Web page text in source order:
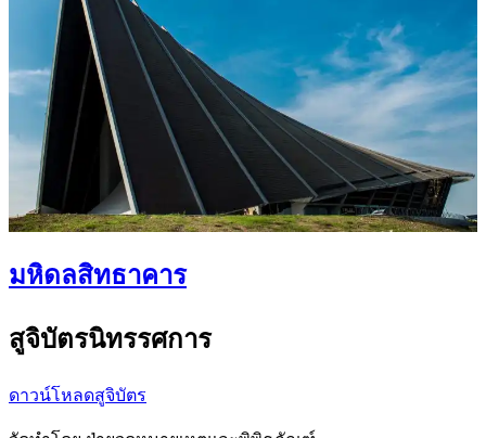
มหิดลสิทธาคาร
สูจิบัตรนิทรรศการ
ดาวน์โหลดสูจิบัตร